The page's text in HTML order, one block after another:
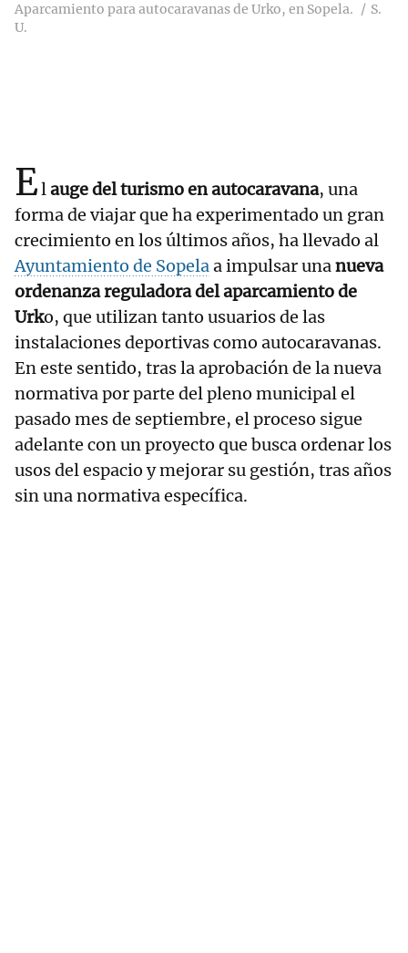
Aparcamiento para autocaravanas de Urko, en Sopela.
S.
U.
Elauge del turismo en autocaravana, una
forma de viajar que ha experimentado un gran
crecimiento en los últimos años, ha llevado al
Ayuntamiento de Sopelaa impulsar unanueva
ordenanza reguladora del aparcamiento de
Urko, que utilizan tanto usuarios de las
instalaciones deportivas como autocaravanas.
En este sentido, tras la aprobación de la nueva
normativa por parte del pleno municipal el
pasado mes de septiembre, el proceso sigue
adelante con un proyecto que busca ordenar los
usos del espacio y mejorar su gestión, tras años
sin una normativa específica.